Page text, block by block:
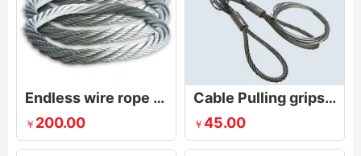
Endless wire rope sling
￥ 200.00
Cable Pulling grips with double eyelets and laterally open
￥ 45.00